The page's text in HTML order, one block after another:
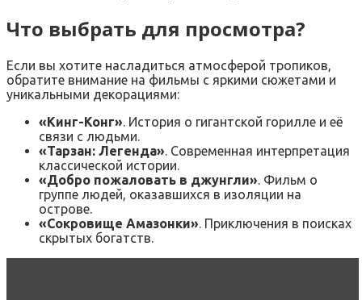
Что выбрать для просмотра?
Если вы хотите насладиться атмосферой тропиков,
обратите внимание на фильмы с яркими сюжетами и
уникальными декорациями:
«Кинг-Конг». История о гигантской горилле и её
связи с людьми.
«Тарзан: Легенда». Современная интерпретация
классической истории.
«Добро пожаловать в джунгли». Фильм о
группе людей, оказавшихся в изоляции на
острове.
«Сокровище Амазонки». Приключения в поисках
скрытых богатств.